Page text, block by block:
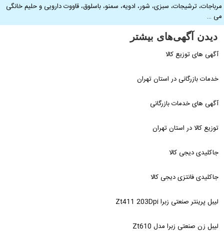
ترشیجات، سبزی، شور، ادویه، سمنو، باسلوق، قاووت دارویی و حلیم خانگی
…
دیدن آگهی‌های بیشتر
آگهی های توزیع کالا
خدمات بازرگانی در استان تهران
آگهی های خدمات بازرگانی
توزیع کالا در استان تهران
جاکلیدی دیجی کالا
جاکلیدی فانتزی دیجی کالا
لیبل پرینتر صنعتی زبرا Zt411 203Dpi
لیبل زن صنعتی زبرا مدل Zt610